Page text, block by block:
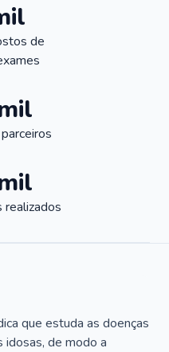
de
realizados
que estuda as doenças
de modo a